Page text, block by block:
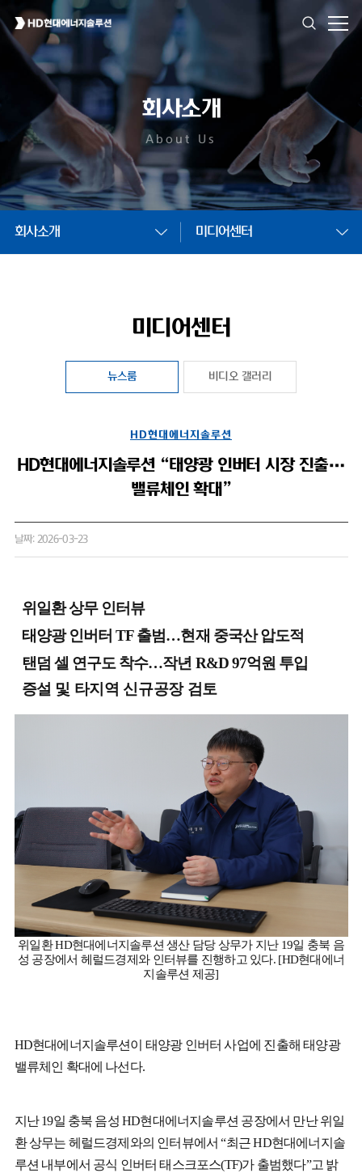
회사소개
About Us
회사소개 미디어센터
미디어센터
뉴스룸 비디오 갤러리
HD현대에너지솔루션
HD현대에너지솔루션 “태양광 인버터 시장 진출…
밸류체인 확대”
날짜: 2026-03-23
위일환 상무 인터뷰
태양광 인버터 TF 출범…현재 중국산 압도적
탠덤 셀 연구도 착수…작년 R&D 97억원 투입
증설 및 타지역 신규공장 검토
위일환 HD현대에너지솔루션 생산 담당 상무가 지난 19일 충북 음
성 공장에서 헤럴드경제와 인터뷰를 진행하고 있다. [HD현대에너
지솔루션 제공]
HD현대에너지솔루션이 태양광 인버터 사업에 진출해 태양광
밸류체인 확대에 나선다.
지난 19일 충북 음성 HD현대에너지솔루션 공장에서 만난 위일
환 상무는 헤럴드경제와의 인터뷰에서 “최근 HD현대에너지솔
루션 내부에서 공식 인버터 태스크포스(TF)가 출범했다”고 밝